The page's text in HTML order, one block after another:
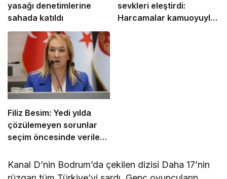
yasağı denetimlerine
sahada katıldı
sevkleri eleştirdi:
Harcamalar kamuoyuyla
Filiz Besim: Yedi yılda
çözülemeyen sorunlar
seçim öncesinde verilen
Kanal D’nin Bodrum’da çekilen dizisi Daha 17’nin